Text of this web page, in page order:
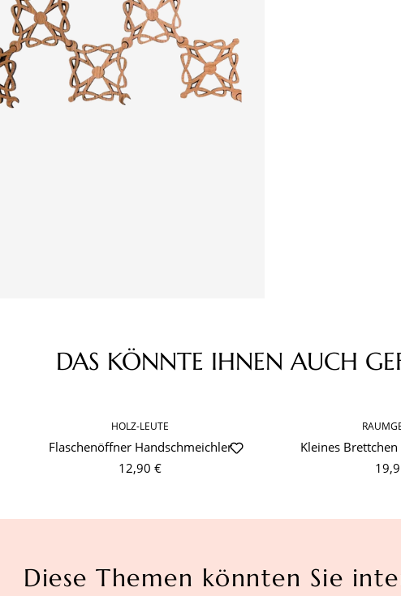
DAS KÖNNTE IHNEN AUCH
HOLZ-LEUTE
Flaschenöffner Handschmeichler
12,90 €
Kleines
Diese Themen könnten Sie